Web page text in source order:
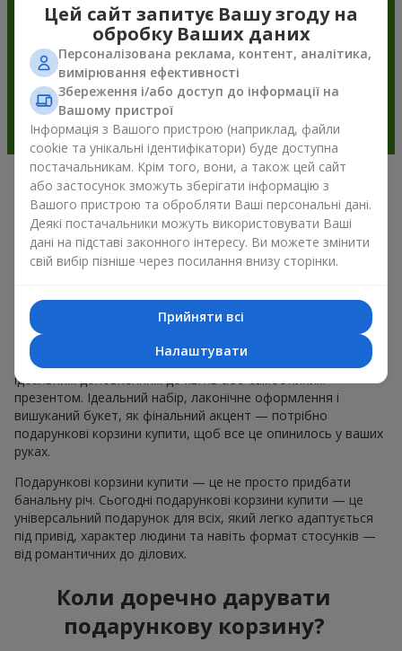
Подарункові корзини —
універсальний подарунок на будь-
яке свято
обмаль, у нас є для вас чудове перевірене рішення: ви
можете набір подарункові корзини купити. Подарункова
корзина з вишуканими смаколиками до свята, фруктами,
смачним чаєм чи, навіть, алкогольними напоями стає
ідеальним доповненням до квітів або самостійним
презентом. Ідеальний набір, лаконічне оформлення і
вишуканий букет, як фінальний акцент — потрібно
подарункові корзини купити, щоб все це опинилось у ваших
руках.
Подарункові корзини купити — це не просто придбати
банальну річ. Сьогодні подарункові корзини купити — це
універсальний подарунок для всіх, який легко адаптується
під привід, характер людини та навіть формат стосунків —
від романтичних до ділових.
Коли доречно дарувати
подарункову корзину?
Цей сайт запитує Вашу згоду на
обробку Ваших даних
Персоналізована реклама, контент, аналітика,
вимірювання ефективності
Збереження і/або доступ до інформації на
Вашому пристрої
Інформація з Вашого пристрою (наприклад, файли
cookie та унікальні ідентифікатори) буде доступна
постачальникам. Крім того, вони, а також цей сайт
або застосунок зможуть зберігати інформацію з
Вашого пристрою та обробляти Ваші персональні дані.
Деякі постачальники можуть використовувати Ваші
дані на підставі законного інтересу. Ви можете змінити
свій вибір пізніше через посилання внизу сторінки.
Прийняти всі
Налаштувати